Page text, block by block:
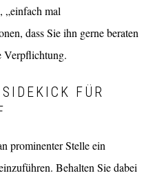
„einfach mal
dass Sie ihn gerne beraten
Verpflichtung.
FÜR
prominenter Stelle ein
Behalten Sie dabei